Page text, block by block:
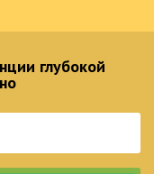
глубокой